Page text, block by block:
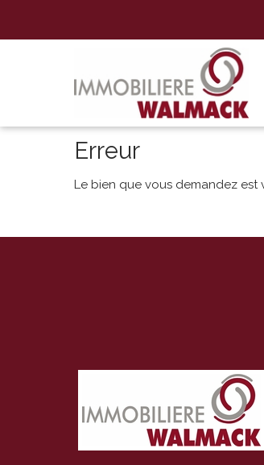
Erreur
Le bien que vous demandez est